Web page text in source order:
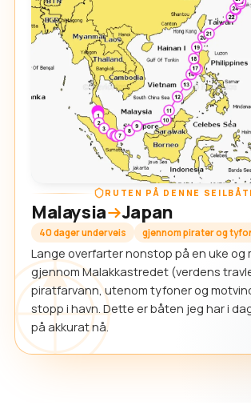
RUTEN PÅ DENNE
Malaysia Japan
40 dager underveis gjennom pirater og
Lange overfarter nonstop på en uke og
gjennom Malakkastredet (verdens
piratfarvann, utenom tyfoner og
stopp i havn. Dette er båten jeg har i
på akkurat nå.